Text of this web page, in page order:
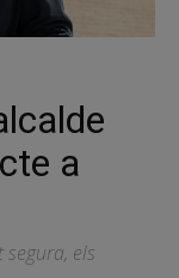
a
els